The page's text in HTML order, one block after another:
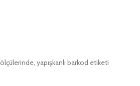
yapışkanlı barkod etiketi